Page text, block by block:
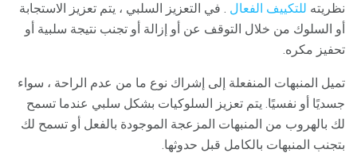
نظريته للتكييف الفعال . في التعزيز السلبي ، يتم تعزيز الاستجابة
أو السلوك من خلال التوقف عن أو إزالة أو تجنب نتيجة سلبية أو
تحفيز مكره.
تميل المنبهات المنفعلة إلى إشراك نوع ما من عدم الراحة ، سواء
جسديًا أو نفسيًا. يتم تعزيز السلوكيات بشكل سلبي عندما تسمح
لك بالهروب من المنبهات المزعجة الموجودة بالفعل أو تسمح لك
بتجنب المنبهات بالكامل قبل حدوثها.